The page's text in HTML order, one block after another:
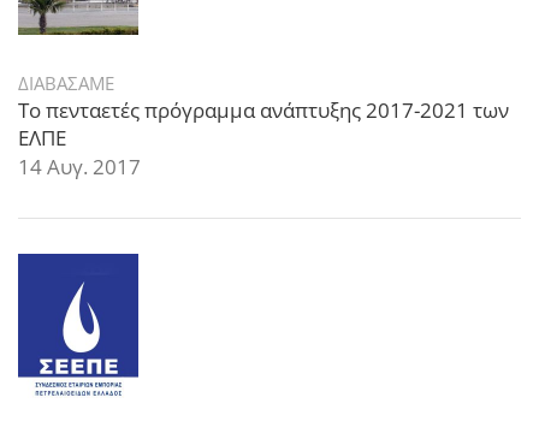
ΔΙΑΒΑΣΑΜΕ
Το πενταετές πρόγραμμα ανάπτυξης 2017-2021 των
ΕΛΠΕ
14 Αυγ. 2017